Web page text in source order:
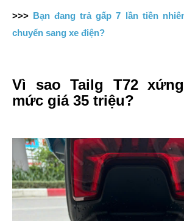
>>> Bạn đang trả gấp 7 lần tiền
chuyển sang xe điện?
Vì sao Tailg T72
mức giá 35 triệu?